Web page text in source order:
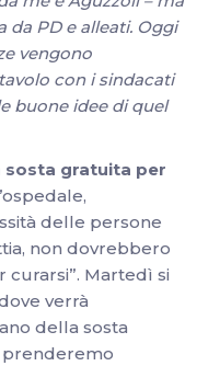
da PD e alleati. Oggi
vengono
con i sindacati
buone idee di quel
sosta gratuita per
delle persone
non dovrebbero
curarsi”. Martedì si
verrà
della sosta
prenderemo